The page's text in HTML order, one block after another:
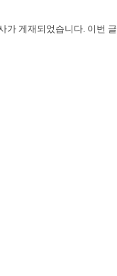
가 게재되었습니다. 이번 글